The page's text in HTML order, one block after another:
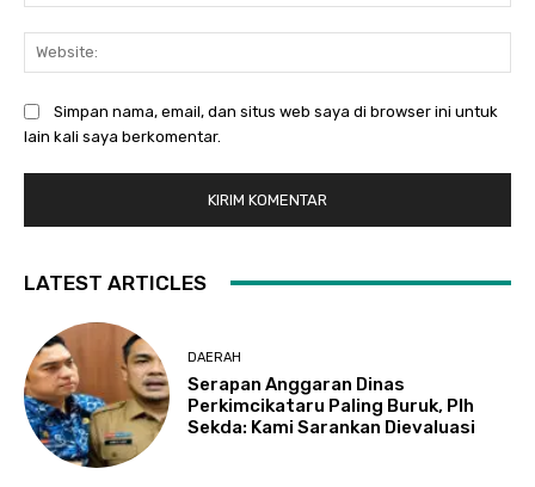
Simpan nama, email, dan situs web saya di browser ini untuk
lain kali saya berkomentar.
LATEST ARTICLES
DAERAH
Serapan Anggaran Dinas
Perkimcikataru Paling Buruk, Plh
Sekda: Kami Sarankan Dievaluasi